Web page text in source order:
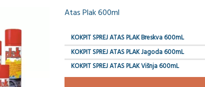
Atas Plak 600ml
KOKPIT SPREJ ATAS PLAK Breskva 600mL
KOKPIT SPREJ ATAS PLAK Jagoda 600mL
KOKPIT SPREJ ATAS PLAK Višnja 600mL